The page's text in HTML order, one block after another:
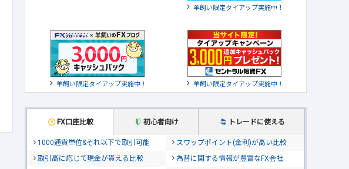
羊飼い限定タイアップ実施中！
羊飼い限定タイアップ実施中！ 羊飼い限定タイアップ実施中！
FX口座比較 初心者向け トレードに使える
1000通貨単位&それ以下で取引可能
スワップポイント(金利)が高い比較
取引高に応じて現金が貰える比較
為替に関する情報が豊富なFX会社